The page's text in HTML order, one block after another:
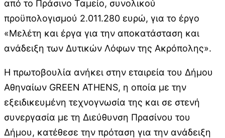
από το Πράσινο Ταμείο, συνολικού
προϋπολογισμού 2.011.280 ευρώ, για το έργο
«Μελέτη και έργα για την αποκατάσταση και
ανάδειξη των Δυτικών Λόφων της Ακρόπολης».
Η πρωτοβουλία ανήκει στην εταιρεία του Δήμου
Αθηναίων GREEN ATHENS, η οποία με την
εξειδικευμένη τεχνογνωσία της και σε στενή
συνεργασία με τη Διεύθυνση Πρασίνου του
Δήμου, κατέθεσε την πρόταση για την ανάδειξη